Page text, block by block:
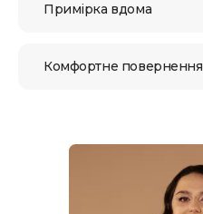
Примірка вдома
Комфортне повернення